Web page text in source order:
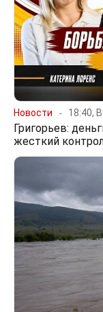
Новости 18:40,
Григорьев:
жесткий